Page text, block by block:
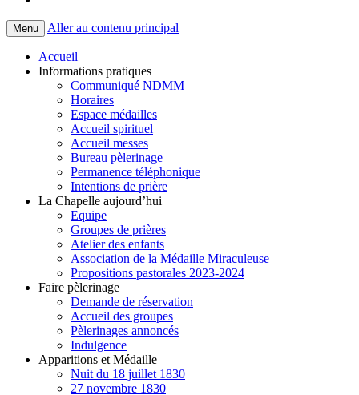
Menu Aller au contenu principal
Accueil
Informations pratiques
Communiqué NDMM
Horaires
Espace médailles
Accueil spirituel
Accueil messes
Bureau pèlerinage
Permanence téléphonique
Intentions de prière
La Chapelle aujourd’hui
Equipe
Groupes de prières
Atelier des enfants
Association de la Médaille Miraculeuse
Propositions pastorales 2023-2024
Faire pèlerinage
Demande de réservation
Accueil des groupes
Pèlerinages annoncés
Indulgence
Apparitions et Médaille
Nuit du 18 juillet 1830
27 novembre 1830